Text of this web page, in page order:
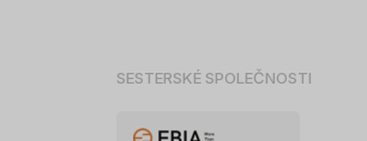
SESTERSKÉ SPOLEČNOSTI